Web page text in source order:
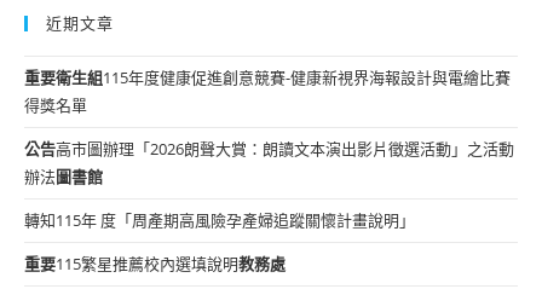
近期文章
重要衛生組115年度健康促進創意競賽-健康新視界海報設計與電繪比賽
得獎名單
公告高市圖辦理「2026朗聲大賞：朗讀文本演出影片徵選活動」之活動
辦法圖書館
轉知115年 度「周產期高風險孕產婦追蹤關懷計畫說明」
重要115繁星推薦校內選填說明教務處